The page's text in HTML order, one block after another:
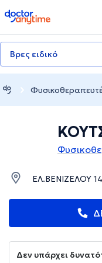
doctoranytime
Βρες ειδικό
ΕΛ.ΒΕΝΙΖΕΛΟΥ
Δεν υπάρχει